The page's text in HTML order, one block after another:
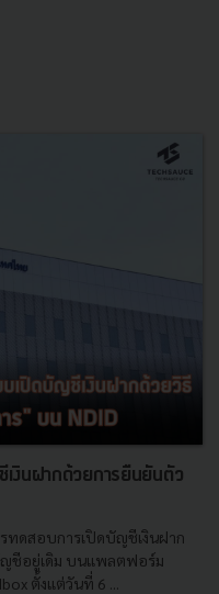
งินฝากด้วยการยืนยันตัว
ทดสอบการเปิดบัญชีเงินฝาก
ชีอยู่เดิม บนแพลตฟอร์ม
ตั้งแต่วันที่ 6 ...